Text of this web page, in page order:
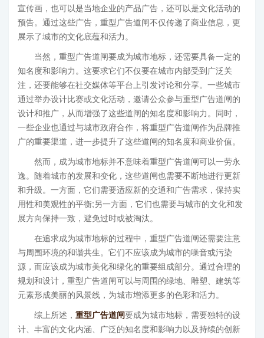
宣传画，也可以是当地企业的产品广告，还可以是文化活动的
预告。通过这些广告，重型广告道闸不仅传递了商业信息，更
展示了城市的文化底蕴和活力。
当然，重型广告道闸要成为城市地标，还需要具备一定的
知名度和影响力。这要求它们不仅要在城市内部受到广泛关
注，还要能够在社交媒体等平台上引发讨论和分享。一些城市
通过举办设计比赛或文化活动，邀请公众参与重型广告道闸的
设计和推广，从而增强了这些道闸的知名度和影响力。同时，
一些企业也通过与城市政府合作，将重型广告道闸作为品牌推
广的重要渠道，进一步提升了这些道闸的知名度和商业价值。
然而，成为城市地标并不意味着重型广告道闸可以一劳永
逸。随着城市的发展和变化，这些道闸也需要不断地进行更新
和升级。一方面，它们需要适应新的交通和广告需求，保持实
用性和美观性的平衡;另一方面，它们也需要与城市的文化和发
展方向保持一致，避免过时或被淘汰。
在追求成为城市地标的过程中，重型广告道闸还需要注意
与周围环境的和谐共生。它们不应该成为城市的噪音或污染
源，而应该成为城市美化和绿化的重要组成部分。通过合理的
规划和设计，重型广告道闸可以与周围的绿地、雕塑、建筑等
元素形成美丽的风景线，为城市增添更多的色彩和活力。
综上所述， 重型广告道闸要成为城市地标，需要独特的设
计、丰富的文化内涵、广泛的知名度和影响力以及持续的创新